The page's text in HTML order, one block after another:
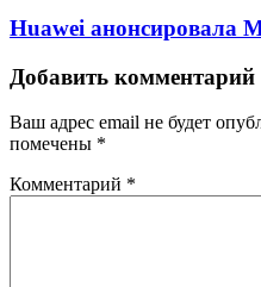
Huawei анонсировала
Добавить комментарий
Ваш адрес email не будет
помечены *
Комментарий *